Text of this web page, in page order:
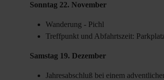
Sonntag 22. November
Wanderung - Pichl
Treffpunkt und Abfahrtszeit:
Samstag 19. Dezember
Jahresabschluß bei einem